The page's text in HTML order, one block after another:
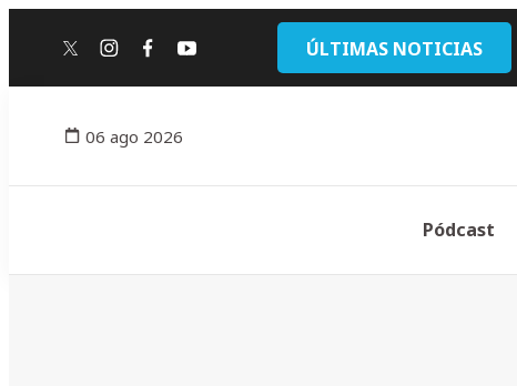
twitterinstagram
facebook
youtube ÚLTIMAS NOTICIAS
06 ago 2026
Pódcast